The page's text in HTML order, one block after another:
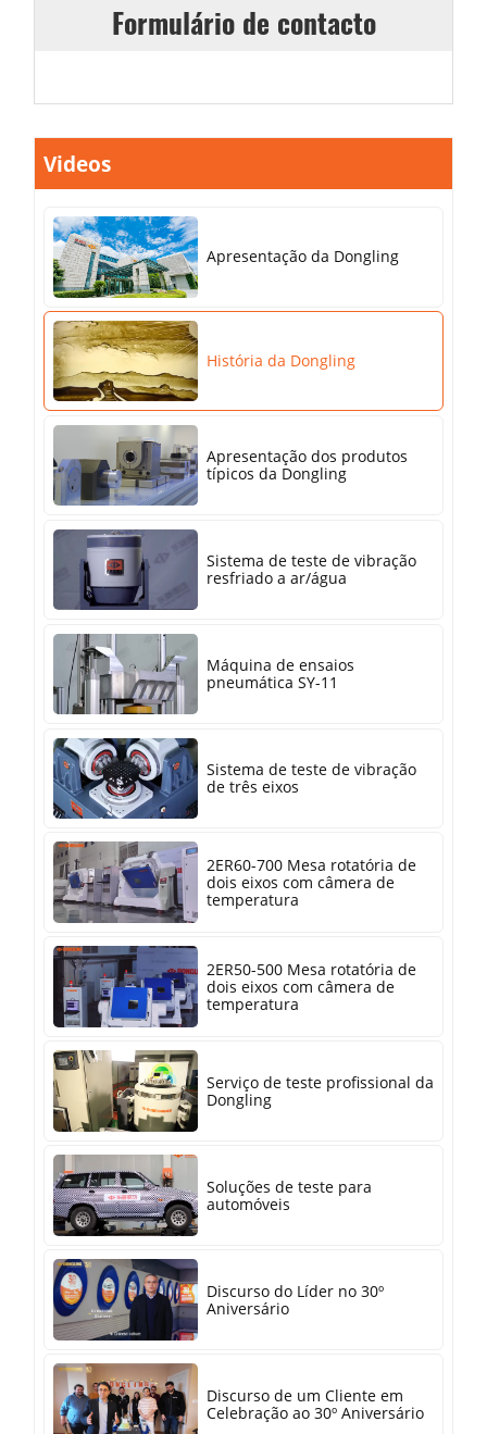
Formulário de contacto
Videos
Apresentação da Dongling
História da Dongling
Apresentação dos produtos
típicos da Dongling
Sistema de teste de vibração
resfriado a ar/água
Máquina de ensaios
pneumática SY-11
Sistema de teste de vibração
de três eixos
2ER60-700 Mesa rotatória de
dois eixos com câmera de
temperatura
2ER50-500 Mesa rotatória de
dois eixos com câmera de
temperatura
Serviço de teste profissional da
Dongling
Soluções de teste para
automóveis
Discurso do Líder no 30º
Aniversário
Discurso de um Cliente em
Celebração ao 30º Aniversário